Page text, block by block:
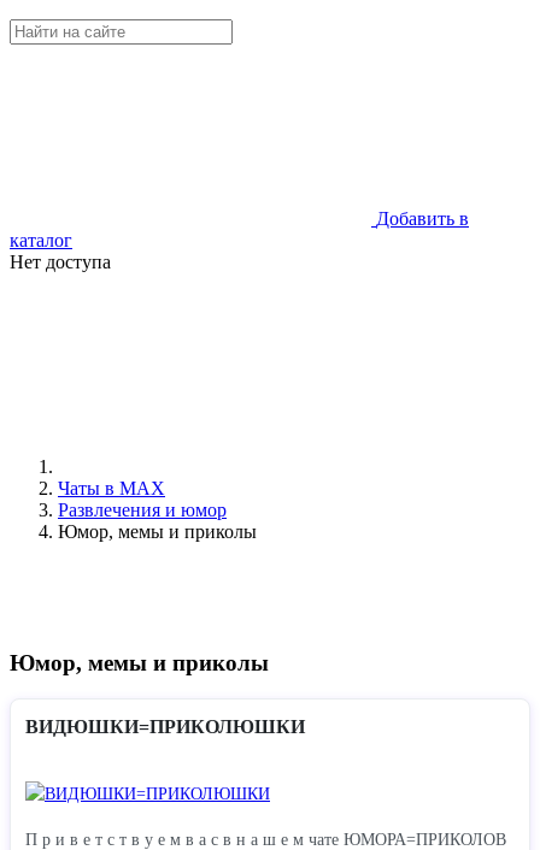
Добавить в
каталог
Нет доступа
Чаты в MAX
Развлечения и юмор
Юмор, мемы и приколы
Юмор, мемы и приколы
ВИДЮШКИ=ПРИКОЛЮШКИ
П р и в е т с т в у е м в а с в н а ш е м чате ЮМОРА=ПРИКОЛОВ